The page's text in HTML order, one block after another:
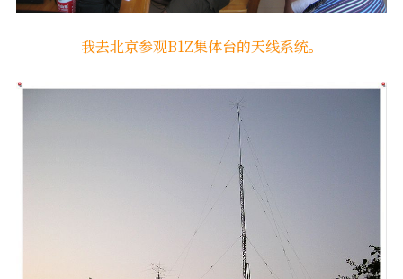
我去北京参观B1Z集体台的天线系统。